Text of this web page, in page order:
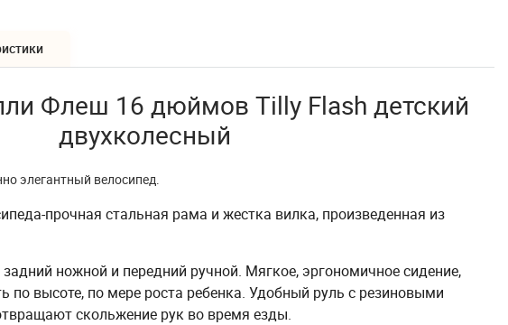
Флеш 16 дюймов Tilly Flash детский
двухколесный
элегантный велосипед.
прочная стальная рама и жестка вилка, произведенная из
ножной и передний ручной. Мягкое, эргономичное сидение,
по высоте, по мере роста ребенка. Удобный руль с резиновыми
скольжение рук во время езды.